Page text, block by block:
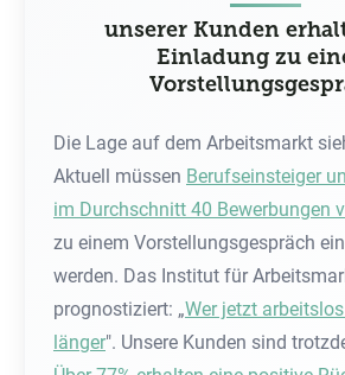
unserer Kunden
Einladung zu
Die Lage auf dem Arbeitsmarkt
Aktuell müssen Berufseinsteiger
im Durchschnitt 40 Bewerbungen
zu einem Vorstellungsgespräch
werden. Das Institut für
prognostiziert: „Wer jetzt
länger". Unsere Kunden sind